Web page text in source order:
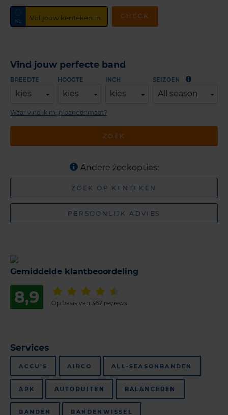
CHECK
Vind jouw perfecte band
Waar vind ik mijn bandenmaat?
BREEDTE
kies
HOOGTE
kies
INCH
kies
SEIZOEN
All season
ZOEK
Andere zoekopties:
ZOEK OP KENTEKEN
PERSOONLIJK ADVIES
Gemiddelde klantbeoordeling
8,9 Op basis van 367 reviews
Services
ACCU'S AIRCO ALL-SEASONBANDEN
APK AUTORUITEN BALANCEREN
BANDEN BANDENWISSEL